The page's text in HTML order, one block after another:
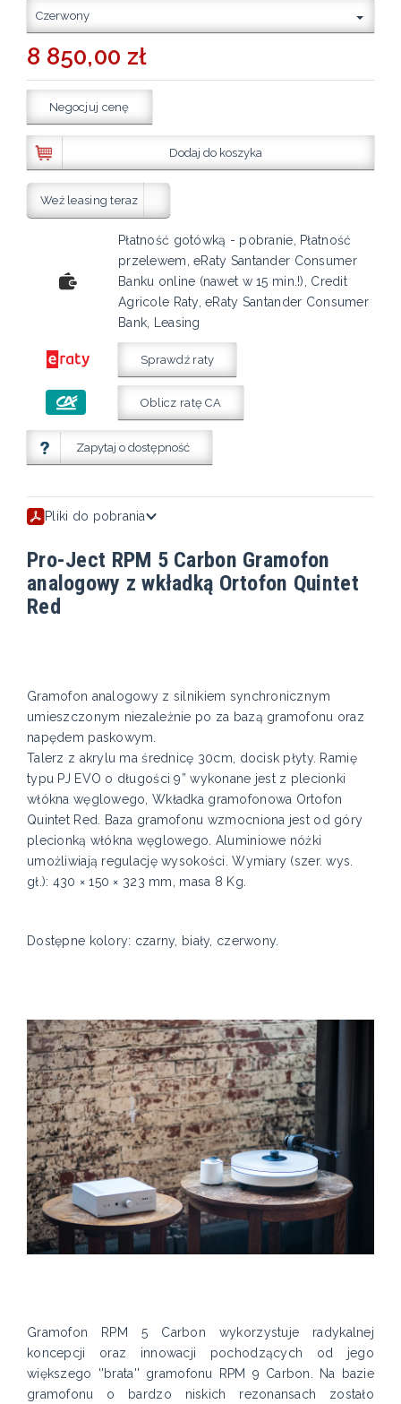
Czerwony
8 850,00 zł
Negocjuj cenę
Dodaj do koszyka
Weź leasing teraz
Płatność gotówką - pobranie, Płatność
przelewem, eRaty Santander Consumer
Banku online (nawet w 15 min.!), Credit
Agricole Raty, eRaty Santander Consumer
Bank, Leasing
Sprawdź raty
Oblicz ratę CA
Zapytaj o dostępność
Pliki do pobrania
Pro-Ject RPM 5 Carbon Gramofon
analogowy z wkładką Ortofon Quintet
Red
Gramofon analogowy z silnikiem synchronicznym
umieszczonym niezależnie po za bazą gramofonu oraz
napędem paskowym.
Talerz z akrylu ma średnicę 30cm, docisk płyty. Ramię
typu PJ EVO o długości 9” wykonane jest z plecionki
włókna węglowego, Wkładka gramofonowa Ortofon
Quintet Red. Baza gramofonu wzmocniona jest od góry
plecionką włókna węglowego. Aluminiowe nóżki
umożliwiają regulację wysokości. Wymiary (szer. wys.
gł.): 430 × 150 × 323 mm, masa 8 Kg.
Dostępne kolory: czarny, biały, czerwony.
Gramofon RPM 5 Carbon wykorzystuje radykalnej
koncepcji oraz innowacji pochodzących od jego
większego ''brata'' gramofonu RPM 9 Carbon. Na bazie
gramofonu o bardzo niskich rezonansach zostało